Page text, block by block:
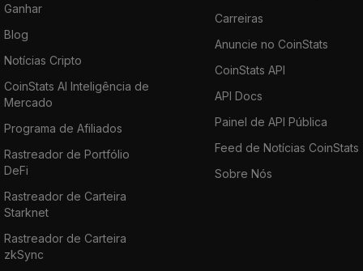
Ganhar
Blog
Notícias Cripto
CoinStats AI Inteligência de
Mercado
Programa de Afiliados
Rastreador de Portfólio
DeFi
Rastreador de Carteira
Starknet
Rastreador de Carteira
zkSync
Carreiras
Anuncie no CoinStats
CoinStats API
API Docs
Painel de API Pública
Feed de Notícias CoinStats
Sobre Nós